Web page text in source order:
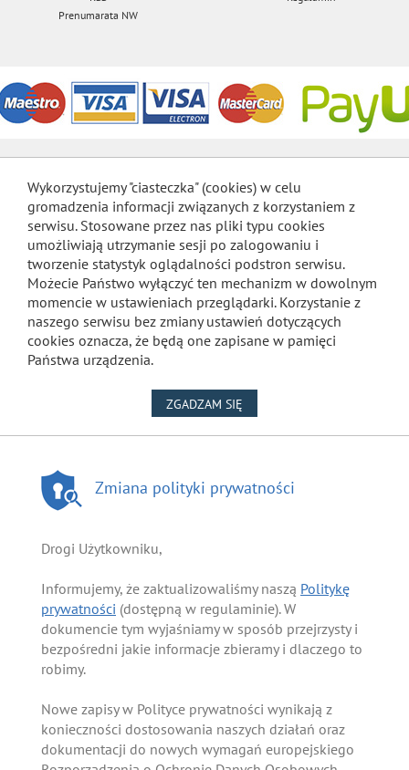
Prenumarata NW
Wykorzystujemy "ciasteczka" (cookies) w celu
gromadzenia informacji związanych z korzystaniem z
serwisu. Stosowane przez nas pliki typu cookies
umożliwiają utrzymanie sesji po zalogowaniu i
tworzenie statystyk oglądalności podstron serwisu.
Możecie Państwo wyłączyć ten mechanizm w dowolnym
momencie w ustawieniach przeglądarki. Korzystanie z
naszego serwisu bez zmiany ustawień dotyczących
cookies oznacza, że będą one zapisane w pamięci
Państwa urządzenia.
ZGADZAM SIĘ
Zmiana polityki prywatności
Drogi Użytkowniku,
Informujemy, że zaktualizowaliśmy naszą Politykę
prywatności (dostępną w regulaminie). W
dokumencie tym wyjaśniamy w sposób przejrzysty i
bezpośredni jakie informacje zbieramy i dlaczego to
robimy.
Nowe zapisy w Polityce prywatności wynikają z
konieczności dostosowania naszych działań oraz
dokumentacji do nowych wymagań europejskiego